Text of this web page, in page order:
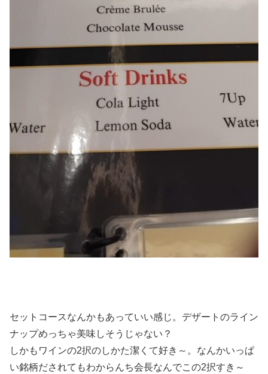
セットコースなんかもあっていい感じ。デザートのライン
ナップめっちゃ美味しそうじゃない？
しかもワインの2択のしかた潔くて好き～。なんかいっぱ
い銘柄だされてもわからんち会長なんでこの2択すき～